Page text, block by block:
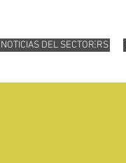
NOTICIAS DEL SECTOR
AREAS PARTNERS